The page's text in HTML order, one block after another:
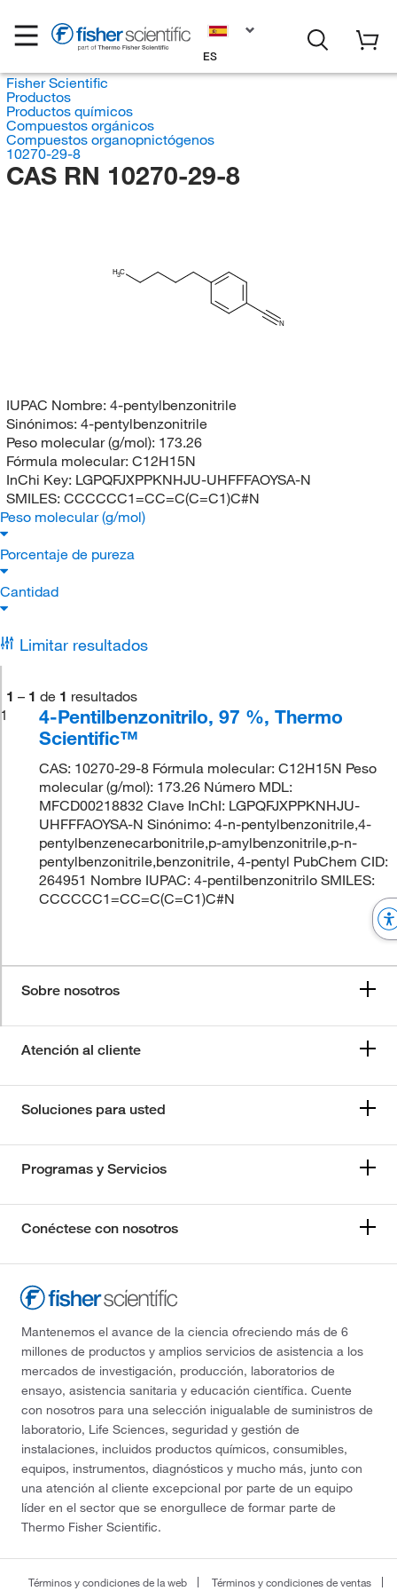
ES
Fisher Scientific
Productos
Productos químicos
Compuestos orgánicos
Compuestos organopnictógenos
10270-29-8
CAS RN 10270-29-8
H3C
N
IUPAC Nombre: 4-pentylbenzonitrile
Sinónimos: 4-pentylbenzonitrile
Peso molecular (g/mol): 173.26
Fórmula molecular: C12H15N
InChi Key: LGPQFJXPPKNHJU-UHFFFAOYSA-N
SMILES: CCCCCC1=CC=C(C=C1)C#N
Peso molecular (g/mol)
Porcentaje de pureza
Cantidad
Limitar resultados
1 – 1 de 1 resultados
1
4-Pentilbenzonitrilo, 97 %, Thermo
Scientific™
CAS: 10270-29-8 Fórmula molecular: C12H15N Peso
molecular (g/mol): 173.26 Número MDL:
MFCD00218832 Clave InChI: LGPQFJXPPKNHJU-
UHFFFAOYSA-N Sinónimo: 4-n-pentylbenzonitrile,4-
pentylbenzenecarbonitrile,p-amylbenzonitrile,p-n-
pentylbenzonitrile,benzonitrile, 4-pentyl PubChem CID:
264951 Nombre IUPAC: 4-pentilbenzonitrilo SMILES:
CCCCCC1=CC=C(C=C1)C#N
Sobre nosotros
Atención al cliente
Soluciones para usted
Programas y Servicios
Conéctese con nosotros
Mantenemos el avance de la ciencia ofreciendo más de 6
millones de productos y amplios servicios de asistencia a los
mercados de investigación, producción, laboratorios de
ensayo, asistencia sanitaria y educación científica. Cuente
con nosotros para una selección inigualable de suministros de
laboratorio, Life Sciences, seguridad y gestión de
instalaciones, incluidos productos químicos, consumibles,
equipos, instrumentos, diagnósticos y mucho más, junto con
una atención al cliente excepcional por parte de un equipo
líder en el sector que se enorgullece de formar parte de
Thermo Fisher Scientific.
Términos y condiciones de la web Términos y condiciones de ventas